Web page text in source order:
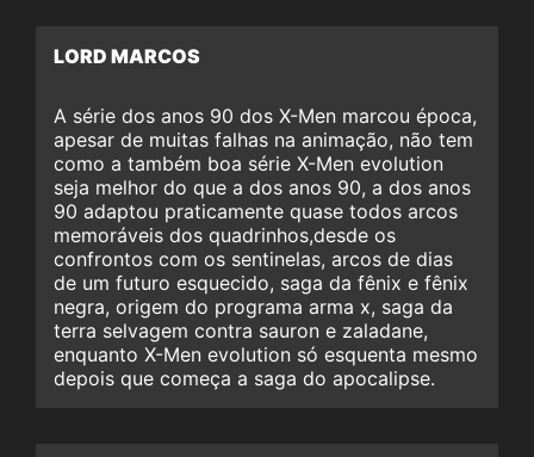
LORD MARCOS
A série dos anos 90 dos X-Men marcou época,
apesar de muitas falhas na animação, não tem
como a também boa série X-Men evolution
seja melhor do que a dos anos 90, a dos anos
90 adaptou praticamente quase todos arcos
memoráveis dos quadrinhos,desde os
confrontos com os sentinelas, arcos de dias
de um futuro esquecido, saga da fênix e fênix
negra, origem do programa arma x, saga da
terra selvagem contra sauron e zaladane,
enquanto X-Men evolution só esquenta mesmo
depois que começa a saga do apocalipse.